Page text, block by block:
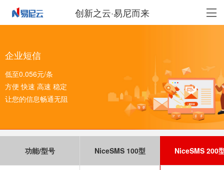
创新之云·易尼而来
企业短信
低至0.056元/条
方便 快速 高速 稳定
让您的信息畅通无阻
功能/型号 NiceSMS 100型 NiceSMS 200